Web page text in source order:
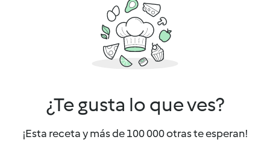
¿Te gusta lo que ves?
¡Esta receta y más de 100 000 otras te esperan!